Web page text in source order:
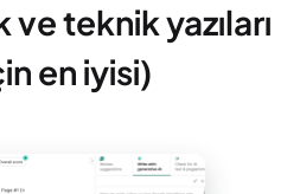
teknik yazıları
en iyisi)